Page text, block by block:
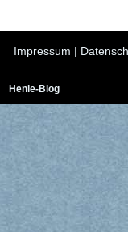
Impressum |
Henle-Blog